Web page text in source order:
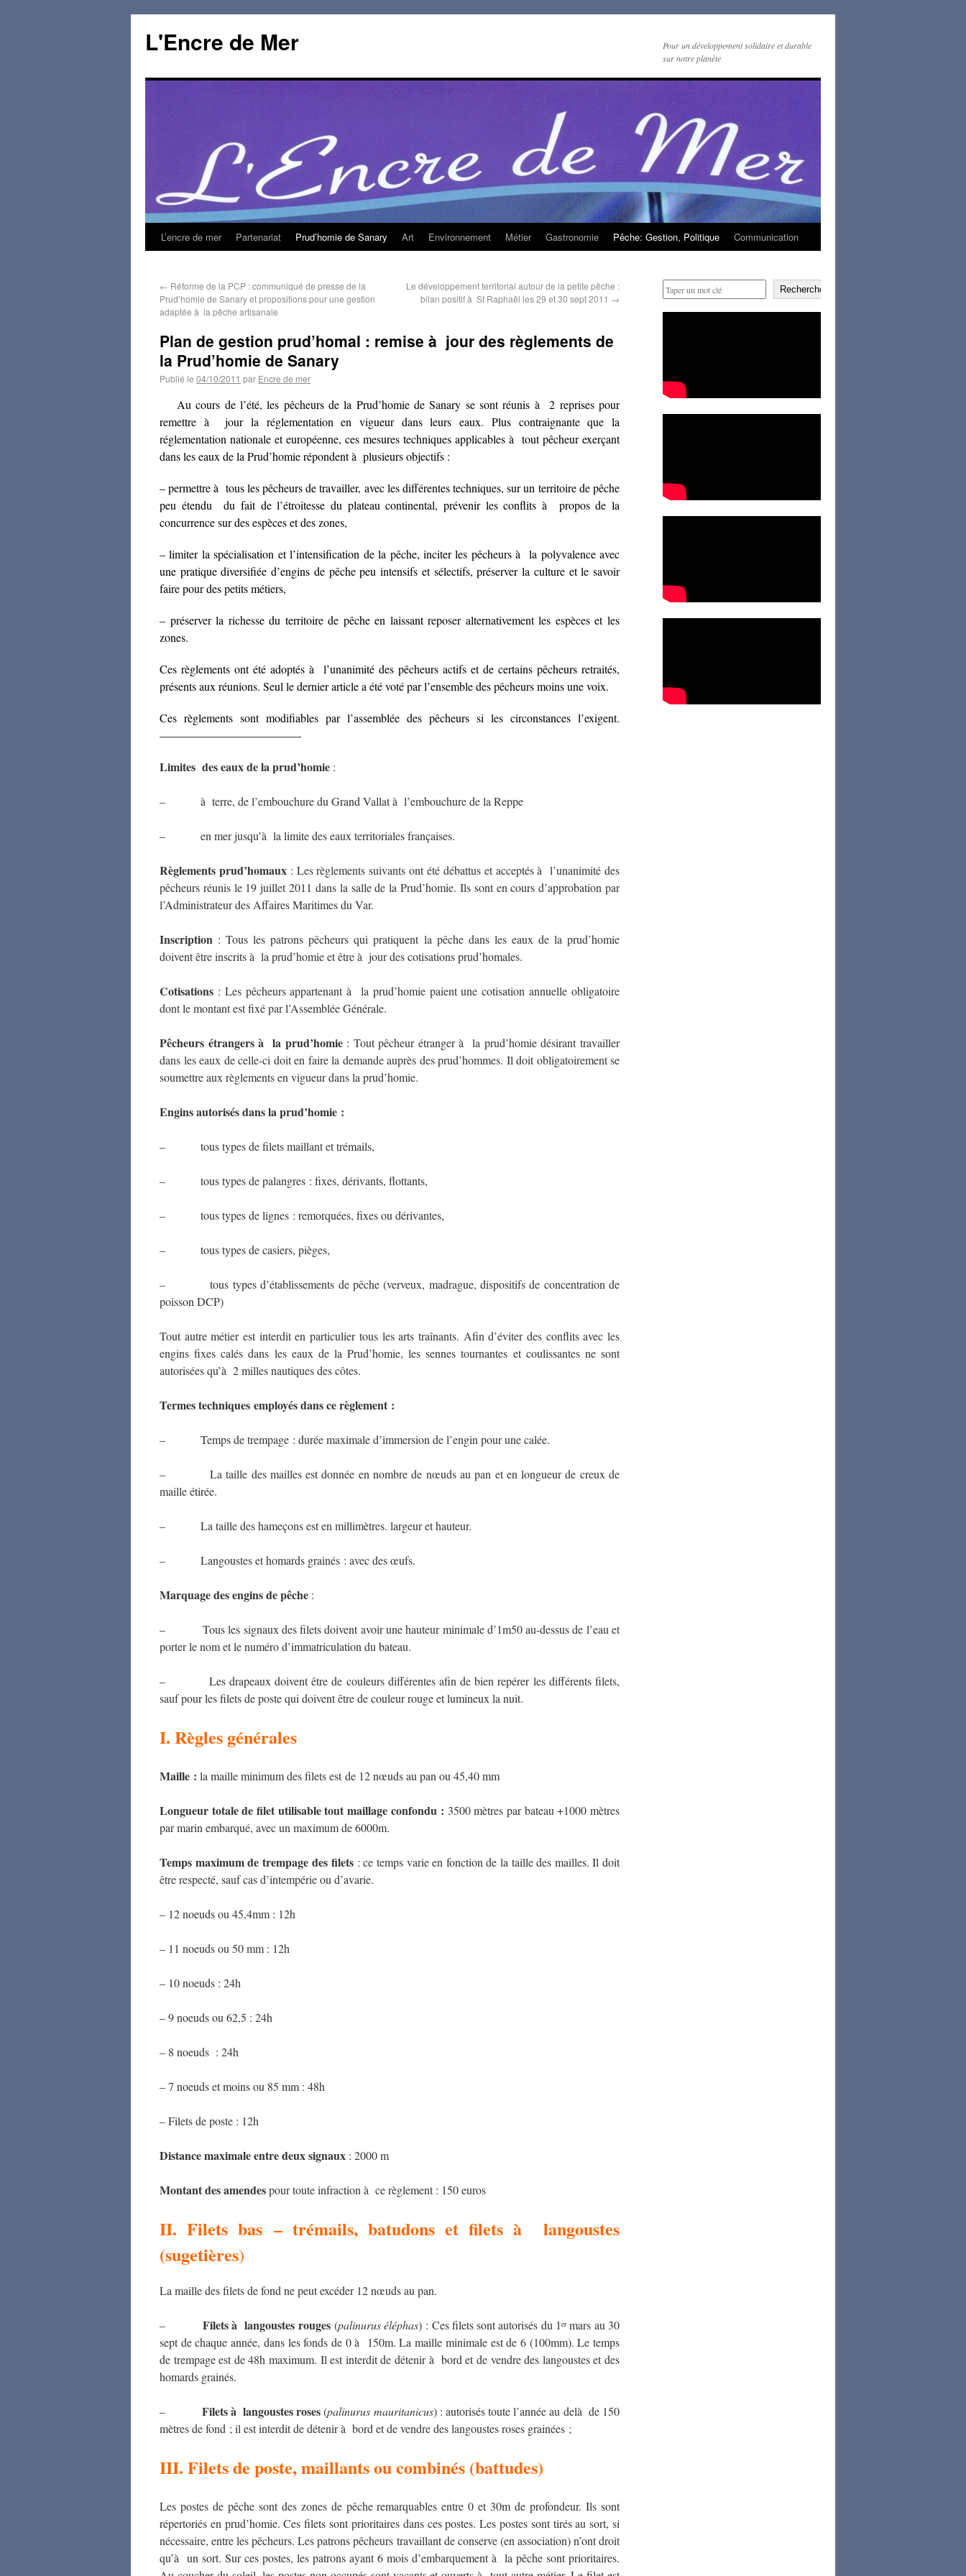
L'Encre de Mer
Pour un développement solidaire et durable
sur notre planète
L’encre de mer Partenariat Prud’homie de Sanary Art Environnement Métier Gastronomie Pêche: Gestion, Politique Communication
← Réforme de la PCP : communiqué de presse de la
Prud’homie de Sanary et propositions pour une gestion
adaptée à la pêche artisanale
Le développement territorial autour de la petite pêche :
bilan positif à St Raphaêl les 29 et 30 sept 2011 →
Plan de gestion prud’homal : remise à jour des règlements de
la Prud’homie de Sanary
Publié le 04/10/2011 par Encre de mer
Au cours de l’été, les pêcheurs de la Prud’homie de Sanary se sont réunis à 2 reprises pour
remettre à jour la réglementation en vigueur dans leurs eaux. Plus contraignante que la
réglementation nationale et européenne, ces mesures techniques applicables à tout pêcheur exerçant
dans les eaux de la Prud’homie répondent à plusieurs objectifs :
– permettre à tous les pêcheurs de travailler, avec les différentes techniques, sur un territoire de pêche
peu étendu du fait de l’étroitesse du plateau continental, prévenir les conflits à propos de la
concurrence sur des espèces et des zones,
– limiter la spécialisation et l’intensification de la pêche, inciter les pêcheurs à la polyvalence avec
une pratique diversifiée d’engins de pêche peu intensifs et sélectifs, préserver la culture et le savoir
faire pour des petits métiers,
– préserver la richesse du territoire de pêche en laissant reposer alternativement les espèces et les
zones.
Ces règlements ont été adoptés à l’unanimité des pêcheurs actifs et de certains pêcheurs retraités,
présents aux réunions. Seul le dernier article a été voté par l’ensemble des pêcheurs moins une voix.
Ces règlements sont modifiables par l’assemblée des pêcheurs si les circonstances l’exigent.
————————————-
Limites des eaux de la prud’homie :
– à terre, de l’embouchure du Grand Vallat à l’embouchure de la Reppe
– en mer jusqu’à la limite des eaux territoriales françaises.
Règlements prud’homaux: Les règlements suivants ont été débattus et acceptés à l’unanimité des
pêcheurs réunis le 19 juillet 2011 dans la salle de la Prud’homie. Ils sont en cours d’approbation par
l’Administrateur des Affaires Maritimes du Var.
Inscription : Tous les patrons pêcheurs qui pratiquent la pêche dans les eaux de la prud’homie
doivent être inscrits à la prud’homie et être à jour des cotisations prud’homales.
Cotisations : Les pêcheurs appartenant à la prud’homie paient une cotisation annuelle obligatoire
dont le montant est fixé par l’Assemblée Générale.
Pêcheurs étrangers à la prud’homie: Tout pêcheur étranger à la prud’homie désirant travailler
dans les eaux de celle-ci doit en faire la demande auprès des prud’hommes. Il doit obligatoirement se
soumettre aux règlements en vigueur dans la prud’homie.
Engins autorisés dans la prud’homie :
– tous types de filets maillant et trémails,
– tous types de palangres : fixes, dérivants, flottants,
– tous types de lignes : remorquées, fixes ou dérivantes,
– tous types de casiers, pièges,
– tous types d’établissements de pêche (verveux, madrague, dispositifs de concentration de
poisson DCP)
Tout autre métier est interdit en particulier tous les arts traînants. Afin d’éviter des conflits avec les
engins fixes calés dans les eaux de la Prud’homie, les sennes tournantes et coulissantes ne sont
autorisées qu’à 2 milles nautiques des côtes.
Termes techniques employés dans ce règlement :
– Temps de trempage : durée maximale d’immersion de l’engin pour une calée.
– La taille des mailles est donnée en nombre de nœuds au pan et en longueur de creux de
maille étirée.
– La taille des hameçons est en millimètres. largeur et hauteur.
– Langoustes et homards grainés : avec des œufs.
Marquage des engins de pêche :
– Tous les signaux des filets doivent avoir une hauteur minimale d’1m50 au-dessus de l’eau et
porter le nom et le numéro d’immatriculation du bateau.
– Les drapeaux doivent être de couleurs différentes afin de bien repérer les différents filets,
sauf pour les filets de poste qui doivent être de couleur rouge et lumineux la nuit.
I. Règles générales
Maille : la maille minimum des filets est de 12 nœuds au pan ou 45,40 mm
Longueur totale de filet utilisable tout maillage confondu : 3500 mètres par bateau +1000 mètres
par marin embarqué, avec un maximum de 6000m.
Temps maximum de trempage des filets : ce temps varie en fonction de la taille des mailles. Il doit
être respecté, sauf cas d’intempérie ou d’avarie.
– 12 noeuds ou 45,4mm : 12h
– 11 noeuds ou 50 mm : 12h
– 10 noeuds : 24h
– 9 noeuds ou 62,5 : 24h
– 8 noeuds : 24h
– 7 noeuds et moins ou 85 mm : 48h
– Filets de poste : 12h
Distance maximale entre deux signaux : 2000 m
Montant des amendespour toute infraction à ce règlement : 150 euros
II. Filets bas – trémails, batudons et filets à langoustes
(sugetières)
La maille des filets de fond ne peut excéder 12 nœuds au pan.
–Filets à langoustes rouges (palinurus éléphas) : Ces filets sont autorisés du 1ermars au 30
sept de chaque année, dans les fonds de 0 à 150m. La maille minimale est de 6 (100mm). Le temps
de trempage est de 48h maximum. Il est interdit de détenir à bord et de vendre des langoustes et des
homards grainés.
– Filets à langoustes roses(palinurus mauritanicus) : autorisés toute l’année au delà de 150
mètres de fond ; il est interdit de détenir à bord et de vendre des langoustes roses grainées ;
III. Filets de poste, maillants ou combinés (battudes)
Les postes de pêche sont des zones de pêche remarquables entre 0 et 30m de profondeur. Ils sont
répertoriés en prud’homie. Ces filets sont prioritaires dans ces postes. Les postes sont tirés au sort, si
nécessaire, entre les pêcheurs. Les patrons pêcheurs travaillant de conserve (en association) n’ont droit
qu’à un sort. Sur ces postes, les patrons ayant 6 mois d’embarquement à la pêche sont prioritaires.
Rechercher